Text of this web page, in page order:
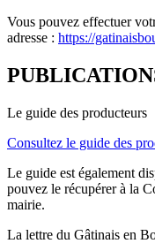
Vous pouvez effectuer
adresse : https://
Le guide des producteurs
Consultez le guide des
Le guide est également
pouvez le récupérer à la
mairie.
La lettre du Gâtinais en